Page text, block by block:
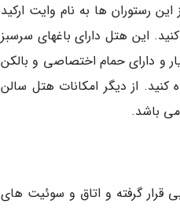
دارد که یکی از این رستوران ها به نام وایت ارکید
کنید. این هتل دارای باغهای سرسبز
و دارای حمام اختصاصی و بالکن
از دیگر امکانات هتل سالن
باشد.
گرفته و اتاق و سوئیت های